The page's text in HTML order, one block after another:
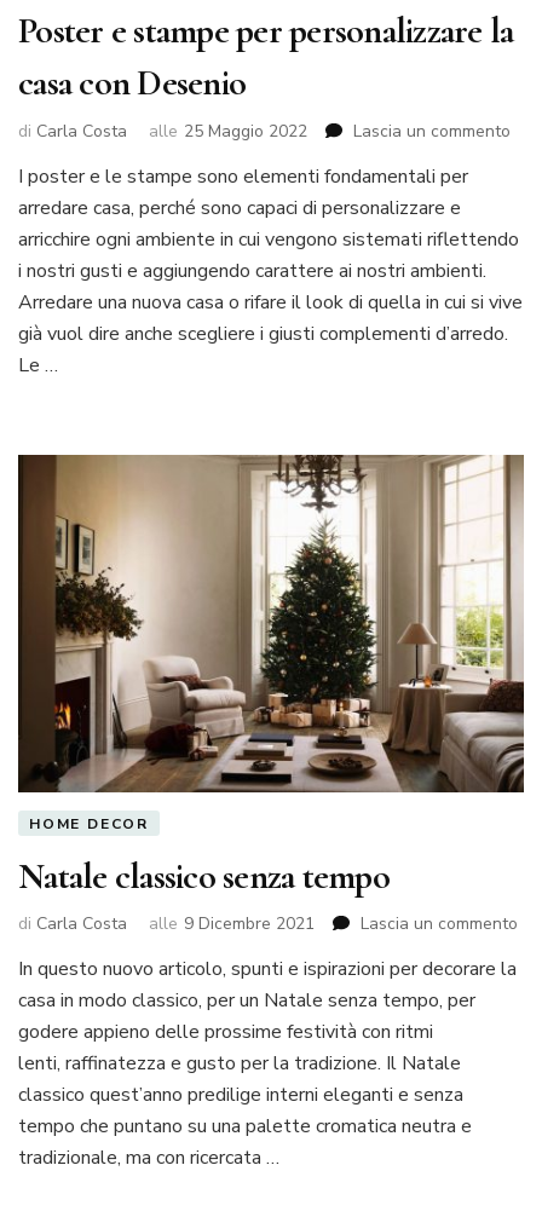
Poster e stampe per personalizzare la
casa con Desenio
di Carla Costa alle 25 Maggio 2022 Lascia un commento
per
I poster e le stampe sono elementi fondamentali per
arredare casa, perché sono capaci di personalizzare e
arricchire ogni ambiente in cui vengono sistemati riflettendo
i nostri gusti e aggiungendo carattere ai nostri ambienti.
Arredare una nuova casa o rifare il look di quella in cui si vive
già vuol dire anche scegliere i giusti complementi d’arredo.
Le …
HOME DECOR
Natale classico senza tempo
di Carla Costa alle 9 Dicembre 2021 Lascia un commento
In questo nuovo articolo, spunti e ispirazioni per decorare la
casa in modo classico, per un Natale senza tempo, per
godere appieno delle prossime festività con ritmi
lenti, raffinatezza e gusto per la tradizione. Il Natale
classico quest’anno predilige interni eleganti e senza
tempo che puntano su una palette cromatica neutra e
tradizionale, ma con ricercata …